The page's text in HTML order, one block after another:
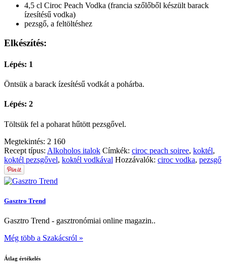
4,5 cl Ciroc Peach Vodka (francia szőlőből készült barack
ízesítésű vodka)
pezsgő, a feltöltéshez
Elkészítés:
Lépés: 1
Öntsük a barack ízesítésű vodkát a pohárba.
Lépés: 2
Töltsük fel a poharat hűtött pezsgővel.
Megtekintés: 2 160
Recept típus: Alkoholos italok Címkék: ciroc peach soiree, koktél,
koktél pezsgővel, koktél vodkával Hozzávalók: ciroc vodka, pezsgő
Gasztro Trend
Gasztro Trend - gasztronómiai online magazin..
Még több a Szakácsról »
Átlag értékelés